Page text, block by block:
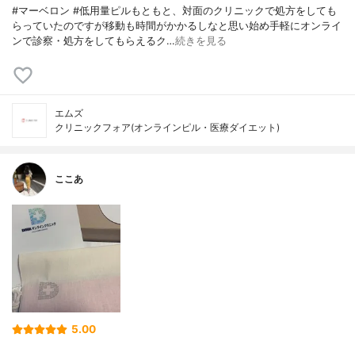
#マーベロン #低用量ピルもともと、対面のクリニックで処方をしても
らっていたのですが移動も時間がかかるしなと思い始め手軽にオンライ
ンで診察・処方をしてもらえるク…続きを見る
エムズ
クリニックフォア(オンラインピル・医療ダイエット)
ここあ
5.00